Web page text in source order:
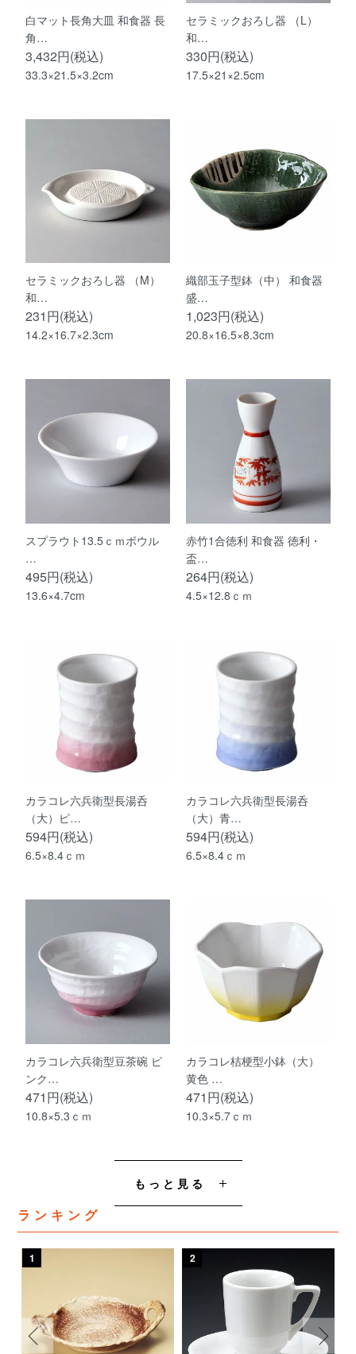
白マット長角大皿 和食器 長
角…
3,432円(税込)
33.3×21.5×3.2cm
セラミックおろし器 （L）
和…
330円(税込)
17.5×21×2.5cm
セラミックおろし器 （M）
和…
231円(税込)
14.2×16.7×2.3cm
織部玉子型鉢（中） 和食器
盛…
1,023円(税込)
20.8×16.5×8.3cm
スプラウト13.5ｃｍボウル
…
495円(税込)
13.6×4.7cm
赤竹1合徳利 和食器 徳利・
盃…
264円(税込)
4.5×12.8ｃｍ
カラコレ六兵衛型長湯呑
（大）ピ…
594円(税込)
6.5×8.4ｃｍ
カラコレ六兵衛型長湯呑
（大）青…
594円(税込)
6.5×8.4ｃｍ
カラコレ六兵衛型豆茶碗 ピ
ンク…
471円(税込)
10.8×5.3ｃｍ
カラコレ桔梗型小鉢（大）
黄色 …
471円(税込)
10.3×5.7ｃｍ
もっと見る
ランキング
1 2